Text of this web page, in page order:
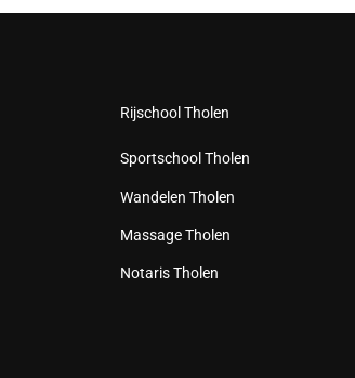
Rijschool Tholen
Sportschool Tholen
Wandelen Tholen
Massage Tholen
Notaris Tholen